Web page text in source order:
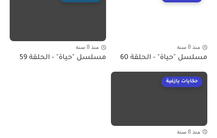
منذ 8 سنة
مسلسل "حياة" - الحلقة 60
منذ 8 سنة
مسلسل "حياة" - الحلقة 59
حكايات يازغية
منذ 8 سنة